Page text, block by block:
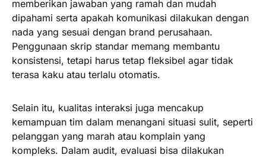
memberikan jawaban yang ramah dan mudah
dipahami serta apakah komunikasi dilakukan dengan
nada yang sesuai dengan brand perusahaan.
Penggunaan skrip standar memang membantu
konsistensi, tetapi harus tetap fleksibel agar tidak
terasa kaku atau terlalu otomatis.
Selain itu, kualitas interaksi juga mencakup
kemampuan tim dalam menangani situasi sulit, seperti
pelanggan yang marah atau komplain yang
kompleks. Dalam audit, evaluasi bisa dilakukan